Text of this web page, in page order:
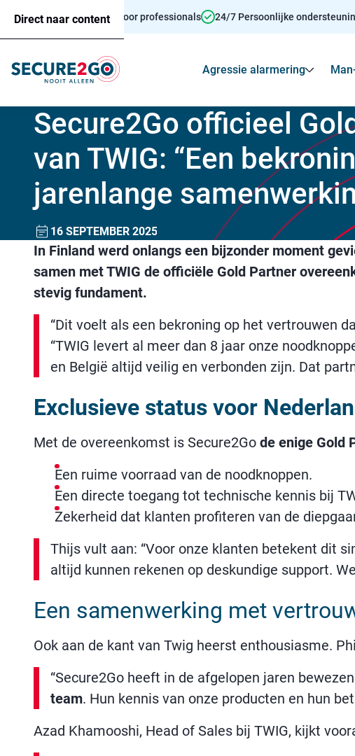
Direct naar content
Persoonsalarmering voor professionals 24/7 Persoonlijke
Agressie alarmering Toon
Secure2Go officieel
van TWIG: “Een
jarenlange
16 SEPTEMBER 2025
In Finland werd onlangs een bijzonder moment
samen met TWIG de officiële Gold Partner
stevig fundament.
“Dit voelt als een bekroning op het vertrouwen
“TWIG levert al meer dan 8 jaar onze
en België altijd veilig en verbonden zijn. Dat
Exclusieve status voor
Met de overeenkomst is Secure2Go de enige Gold
Een ruime voorraad van de noodknoppen.
Een directe toegang tot technische kennis bij
Zekerheid dat klanten profiteren van de
Thijs vult aan: “Voor onze klanten betekent dit
altijd kunnen rekenen op deskundige support.
Een samenwerking met
Ook aan de kant van Twig heerst enthousiasme.
“Secure2Go heeft in de afgelopen jaren
team. Hun kennis van onze producten en hun
Azad Khamooshi, Head of Sales bij TWIG, kijkt